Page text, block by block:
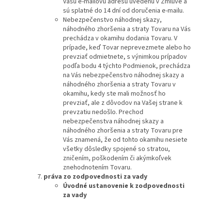
sú splatné do 14 dní od doručenia e-mailu.
Nebezpečenstvo náhodnej skazy,
náhodného zhoršenia a straty Tovaru na Vás
prechádza v okamihu dodania Tovaru. V
prípade, keď Tovar neprevezmete alebo ho
prevziať odmietnete, s výnimkou prípadov
podľa bodu 4 týchto Podmienok, prechádza
na Vás nebezpečenstvo náhodnej skazy a
náhodného zhoršenia a straty Tovaru v
okamihu, kedy ste mali možnosť ho
prevziať, ale z dôvodov na Vašej strane k
prevzatiu nedošlo. Prechod
nebezpečenstva náhodnej skazy a
náhodného zhoršenia a straty Tovaru pre
Vás znamená, že od tohto okamihu nesiete
všetky dôsledky spojené so stratou,
zničením, poškodením či akýmkoľvek
znehodnotením Tovaru.
práva zo zodpovednosti za vady
Úvodné ustanovenie k zodpovednosti
za vady